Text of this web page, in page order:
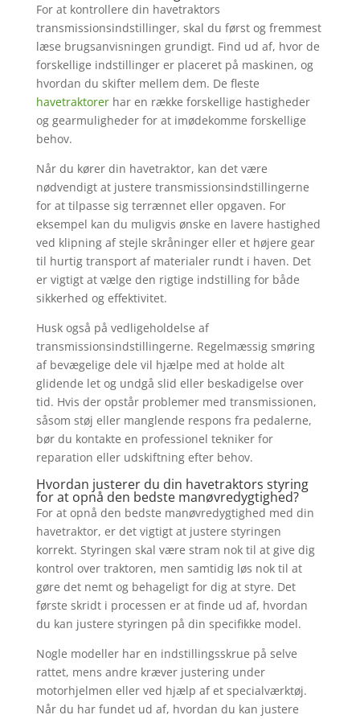
For at kontrollere din havetraktors
transmissionsindstillinger, skal du først og fremmest
læse brugsanvisningen grundigt. Find ud af, hvor de
forskellige indstillinger er placeret på maskinen, og
hvordan du skifter mellem dem. De fleste
havetraktorerhar en række forskellige hastigheder
og gearmuligheder for at imødekomme forskellige
behov.
Når du kører din havetraktor, kan det være
nødvendigt at justere transmissionsindstillingerne
for at tilpasse sig terrænnet eller opgaven. For
eksempel kan du muligvis ønske en lavere hastighed
ved klipning af stejle skråninger eller et højere gear
til hurtig transport af materialer rundt i haven. Det
er vigtigt at vælge den rigtige indstilling for både
sikkerhed og effektivitet.
Husk også på vedligeholdelse af
transmissionsindstillingerne. Regelmæssig smøring
af bevægelige dele vil hjælpe med at holde alt
glidende let og undgå slid eller beskadigelse over
tid. Hvis der opstår problemer med transmissionen,
såsom støj eller manglende respons fra pedalerne,
bør du kontakte en professionel tekniker for
reparation eller udskiftning efter behov.
Hvordan justerer du din havetraktors styring
for at opnå den bedste manøvredygtighed?
For at opnå den bedste manøvredygtighed med din
havetraktor, er det vigtigt at justere styringen
korrekt. Styringen skal være stram nok til at give dig
kontrol over traktoren, men samtidig løs nok til at
gøre det nemt og behageligt for dig at styre. Det
første skridt i processen er at finde ud af, hvordan
du kan justere styringen på din specifikke model.
Nogle modeller har en indstillingsskrue på selve
rattet, mens andre kræver justering under
motorhjelmen eller ved hjælp af et specialværktøj.
Når du har fundet ud af, hvordan du kan justere